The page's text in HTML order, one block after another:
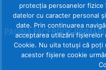
PAGINA FACEBOOK
protecția persoanelor
datelor cu caracter personal
date. Prin continuarea
acceptarea utilizării
Cookie. Nu uita totuși că poți
acestor fişiere cookie